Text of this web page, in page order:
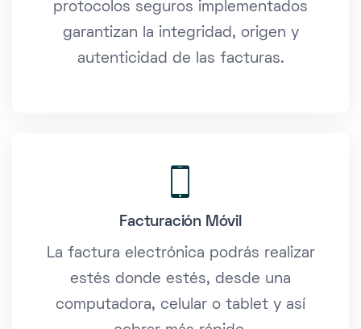
protocolos seguros implementados
garantizan la integridad, origen y
autenticidad de las facturas.
Facturación Móvil
La factura electrónica podrás realizar
estés donde estés, desde una
computadora, celular o tablet y así